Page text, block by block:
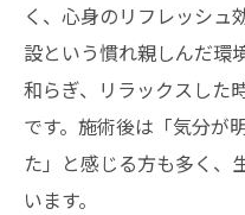
く、心身のリフレッシュ
設という慣れ親しんだ環
和らぎ、リラックスした
です。施術後は「気分が
た」と感じる方も多く、
います。